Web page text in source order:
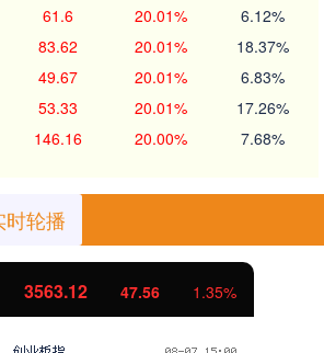
61.6 20.01% 6.12%
83.62 20.01% 18.37%
49.67 20.01% 6.83%
53.33 20.01% 17.26%
146.16 20.00% 7.68%
轮播
7242.10 12.30 0.17%